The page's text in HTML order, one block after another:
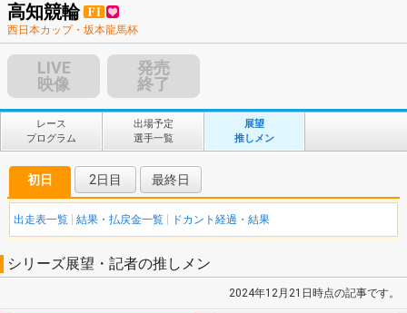
高知競輪
西日本カップ・坂本龍馬杯
LIVE
映像
発売
終了
レース
プログラム
出場予定
選手一覧
展望
推しメン
初日
出走表一覧 結果・払戻金一覧 ドカント経過・結果
2日目 最終日
シリーズ展望・記者の推しメン
2024年12月21日時点の記事です。